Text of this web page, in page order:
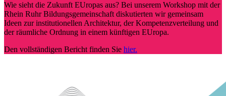
Wie sieht die Zukunft EUropas aus? Bei unserem Workshop mit der
Rhein Ruhr Bildungsgemeinschaft diskutierten wir gemeinsam
Ideen zur institutionellen Architektur, der Kompetenzverteilung und
der räumliche Ordnung in einem künftigen EUropa.
Den vollständigen Bericht finden Sie hier.